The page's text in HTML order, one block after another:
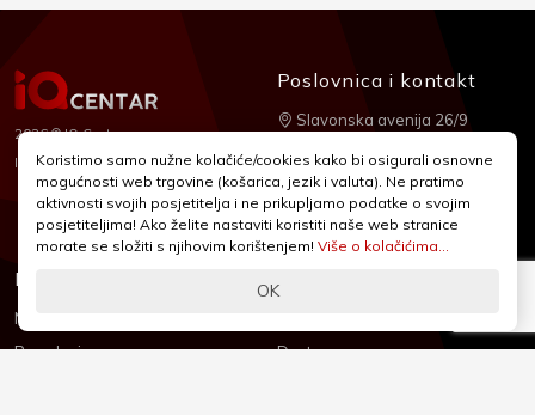
2026 © IQ Centar
Izrada:Nubilus
Informacije
Novosti & Promocije
Brandovi
Podrška
Dostava
Poslovnica i kontakt
Slavonska avenija 26/9
+385 1 2455 950
webshop@iqcentar.hr
Pon - Pet od 9 - 17h
Koristimo samo nužne kolačiće/cookies kako bi osigurali osnovne
mogućnosti web trgovine (košarica, jezik i valuta). Ne pratimo
aktivnosti svojih posjetitelja i ne prikupljamo podatke o svojim
posjetiteljima! Ako želite nastaviti koristiti naše web stranice
morate se složiti s njihovim korištenjem! Više o kolačićima...
OK